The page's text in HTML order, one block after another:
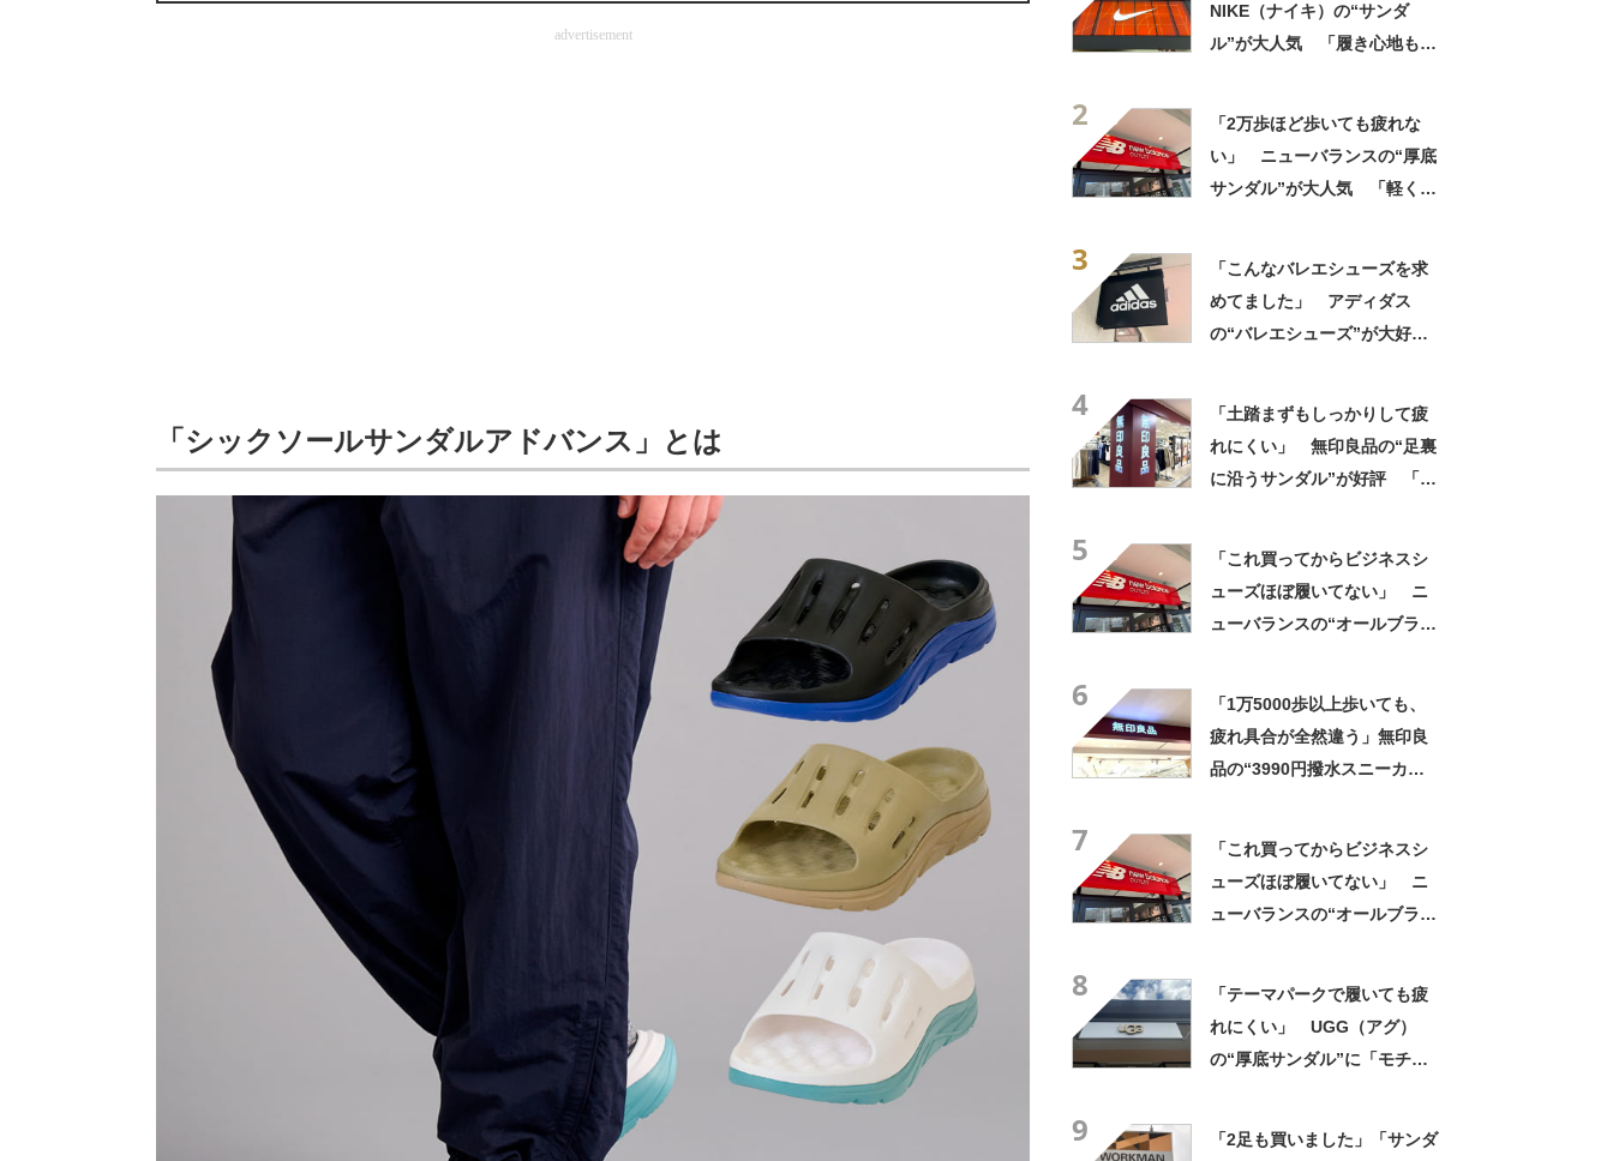
advertisement
「シックソールサンダルアドバンス」とは
NIKE（ナイキ）の“サンダ
ル”が大人気 「履き心地もク
2
「2万歩ほど歩いても疲れな
い」 ニューバランスの“厚底
サンダル”が大人気 「軽くて
3
「こんなバレエシューズを求
めてました」 アディダス
の“バレエシューズ”が大好
4
「土踏まずもしっかりして疲
れにくい」 無印良品の“足裏
に沿うサンダル”が好評 「履
5
「これ買ってからビジネスシ
ューズほぼ履いてない」 ニ
ューバランスの“オールブラッ
6
「1万5000歩以上歩いても、
疲れ具合が全然違う」無印良
品の“3990円撥水スニーカ
7
「これ買ってからビジネスシ
ューズほぼ履いてない」 ニ
ューバランスの“オールブラッ
8
「テーマパークで履いても疲
れにくい」 UGG（アグ）
の“厚底サンダル”に「モチモ
9
「2足も買いました」「サンダ